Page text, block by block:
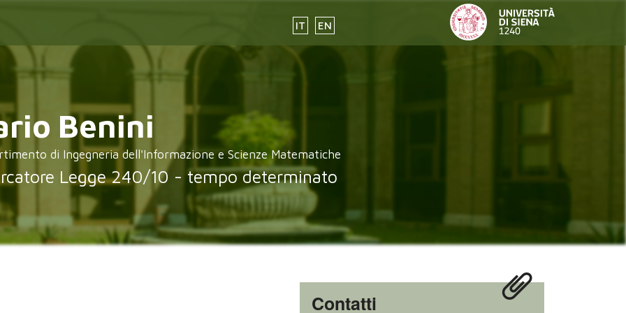
IT EN
Benini
di Ingegneria dell'Informazione e Scienze Matematiche
Legge 240/10 - tempo determinato
Contatti